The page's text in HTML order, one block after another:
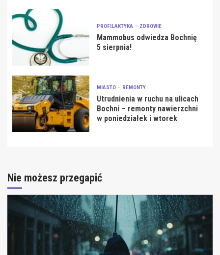
PROFILAKTYKA ZDROWIE
Mammobus odwiedza Bochnię
5 sierpnia!
MIASTO REMONTY
Utrudnienia w ruchu na ulicach
Bochni – remonty nawierzchni
w poniedziałek i wtorek
Nie możesz przegapić